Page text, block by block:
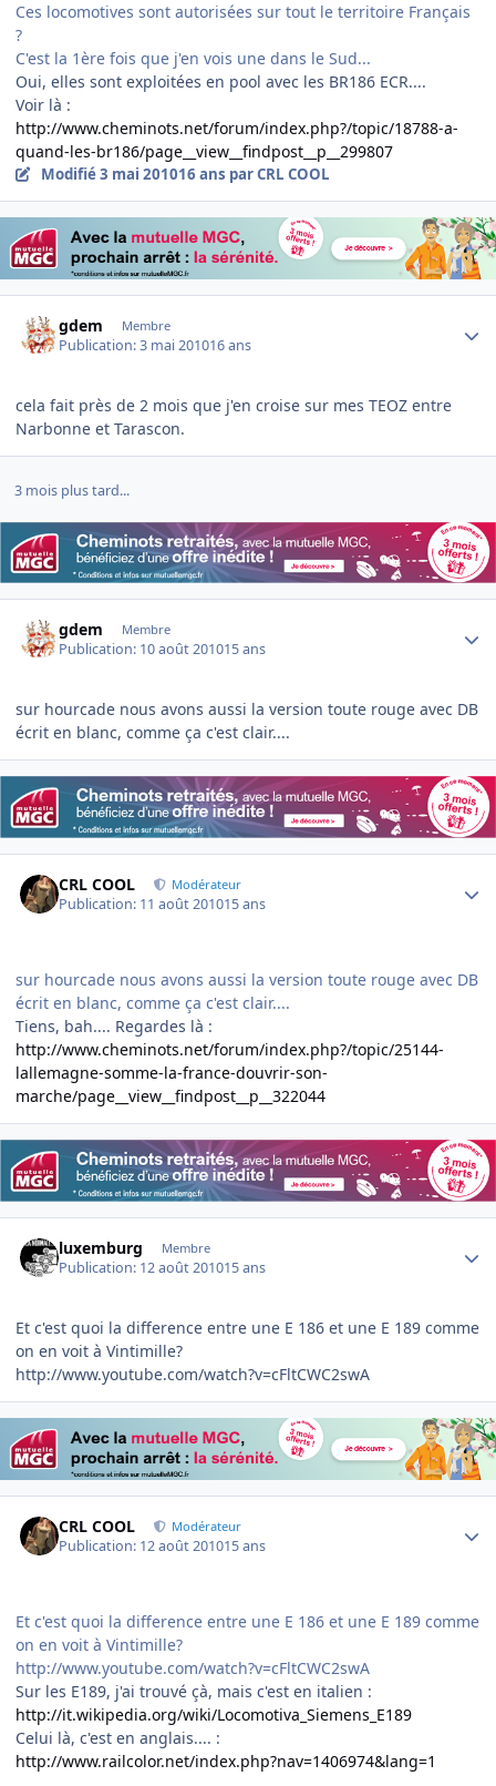
Ces locomotives sont autorisées sur tout le territoire Français
?
C'est la 1ère fois que j'en vois une dans le Sud...
Oui, elles sont exploitées en pool avec les BR186 ECR....
Voir là :
http://www.cheminots.net/forum/index.php?/topic/18788-a-
quand-les-br186/page__view__findpost__p__299807
Modifié3 mai 201016 ans par CRL COOL
gdem Membre
Publication:3 mai 201016 ans
cela fait près de 2 mois que j'en croise sur mes TEOZ entre
Narbonne et Tarascon.
3 mois plus tard...
gdem Membre
Publication: 10 août 201015 ans
sur hourcade nous avons aussi la version toute rouge avec DB
écrit en blanc, comme ça c'est clair....
CRL COOL Modérateur
Publication: 11 août 201015 ans
sur hourcade nous avons aussi la version toute rouge avec DB
écrit en blanc, comme ça c'est clair....
Tiens, bah.... Regardes là :
http://www.cheminots.net/forum/index.php?/topic/25144-
lallemagne-somme-la-france-douvrir-son-
marche/page__view__findpost__p__322044
luxemburg Membre
Publication: 12 août 201015 ans
Et c'est quoi la difference entre une E 186 et une E 189 comme
on en voit à Vintimille?
http://www.youtube.com/watch?v=cFltCWC2swA
CRL COOL Modérateur
Publication: 12 août 201015 ans
Et c'est quoi la difference entre une E 186 et une E 189 comme
on en voit à Vintimille?
http://www.youtube.com/watch?v=cFltCWC2swA
Sur les E189, j'ai trouvé çà, mais c'est en italien :
http://it.wikipedia.org/wiki/Locomotiva_Siemens_E189
Celui là, c'est en anglais.... :
http://www.railcolor.net/index.php?nav=1406974&lang=1